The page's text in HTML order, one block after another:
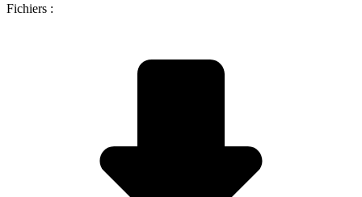
Fichiers :